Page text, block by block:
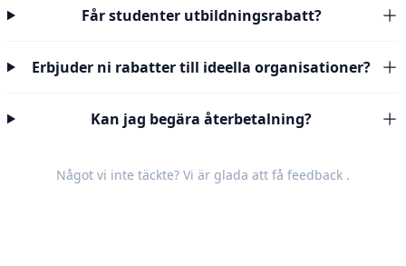
Får studenter utbildningsrabatt?
Erbjuder ni rabatter till ideella organisationer?
Kan jag begära återbetalning?
Något vi inte täckte? Vi är glada att få feedback .